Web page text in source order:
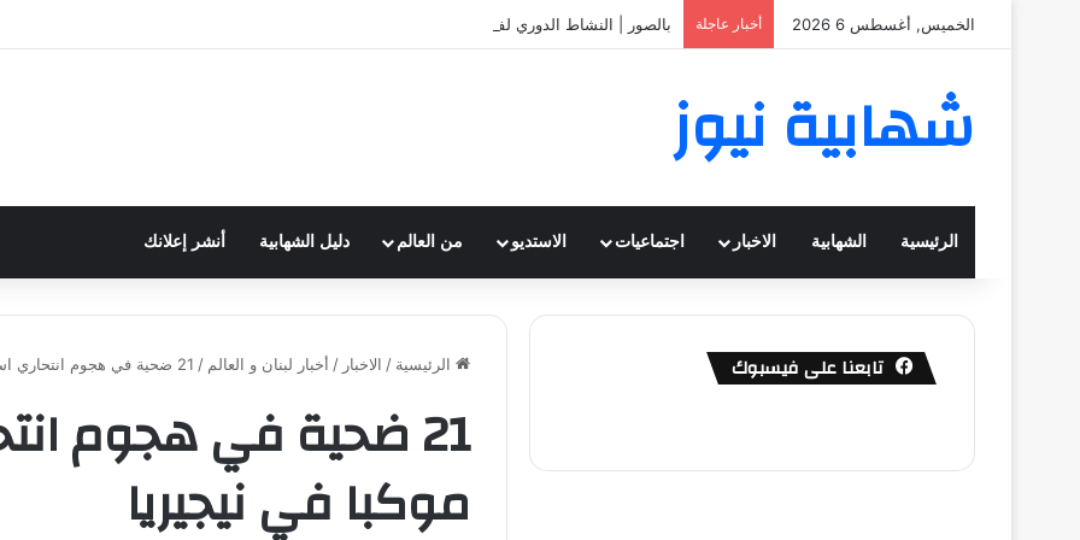
الخميس, أغسطس 6 2026 أخبار عاجلة بالصور | النشاط الدوري لفرقة الكشافة في فوج الامام الصادق (ع)
شهابية نيوز
الرئيسية الشهابية الاخبار اجتماعيات الاستديو من العالم دليل الشهابية أنشر إعلانك
الرئيسية / الاخبار / أخبار لبنان و العالم / 21 ضحية في هجوم انتحاري استهدف موكبا في نيجيريا
21 ضحية في هجوم
موكبا في نيجيريا
تابعنا على فيسبوك